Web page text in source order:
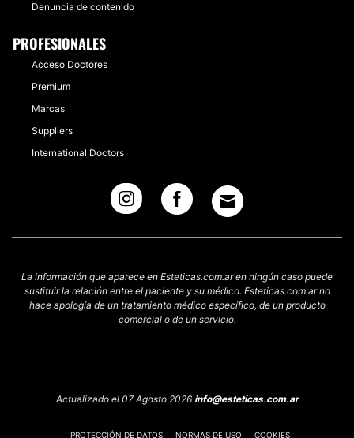
Denuncia de contenido
PROFESIONALES
Acceso Doctores
Premium
Marcas
Suppliers
International Doctors
La información que aparece en Esteticas.com.ar en ningún caso puede
sustituir la relación entre el paciente y su médico. Esteticas.com.ar no
hace apología de un tratamiento médico específico, de un producto
comercial o de un servicio.
Actualizado el 07 Agosto 2026 info@esteticas.com.ar
PROTECCIÓN DE DATOS NORMAS DE USO COOKIES